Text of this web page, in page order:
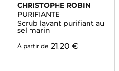
CHRISTOPHE ROBIN
PURIFIANTE
Scrub lavant purifiant au
sel marin
À partir de 21,20 €